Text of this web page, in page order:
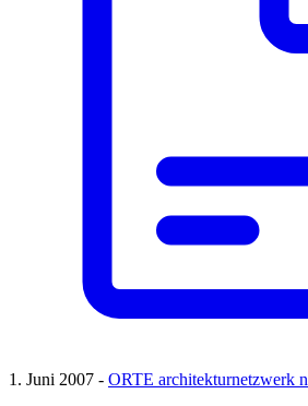
1. Juni 2007 - ORTE architekturnetzwerk